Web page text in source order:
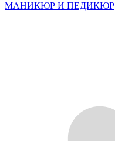
МАНИКЮР И ПЕДИКЮР